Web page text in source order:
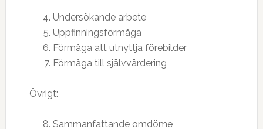
Undersökande arbete
Uppfinningsförmåga
Förmåga att utnyttja förebilder
Förmåga till självvärdering
Övrigt:
Sammanfattande omdöme